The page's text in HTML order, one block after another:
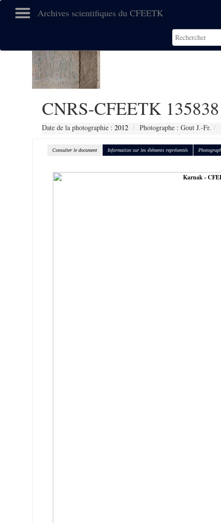
Archives scientifiques du CFEETK
CNRS-CFEETK 135838
Date de la photographie : 2012 Photographe : Gout J.-Fr.
Consulter le document Information sur les éléments représentés